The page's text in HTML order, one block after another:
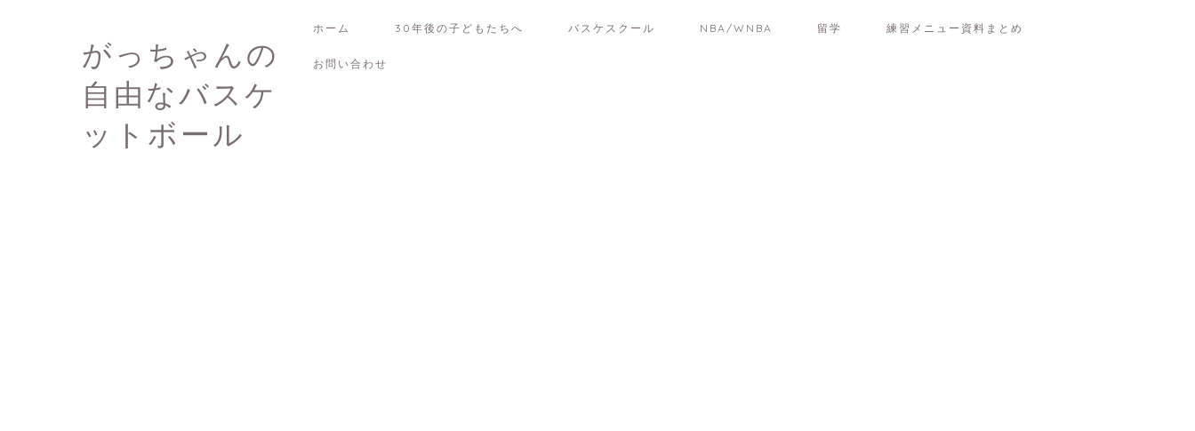
がっちゃんの
自由なバスケ
ットボール
ホーム 30年後の子どもたちへ バスケスクール NBA/WNBA 留学 練習メニュー資料まとめ
お問い合わせ